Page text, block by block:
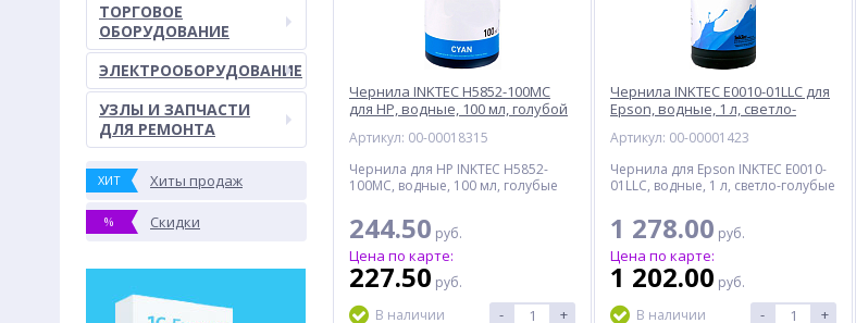
ТОРГОВОЕ
ОБОРУДОВАНИЕ
ЭЛЕКТРООБОРУДОВАНИЕ
УЗЛЫ И ЗАПЧАСТИ
ДЛЯ РЕМОНТА
ХИТ Хиты продаж
% Скидки
Чернила INKTEC H5852-100MC
для HP, водные, 100 мл, голубой
Артикул: 00-00018315
Чернила для HP INKTEC H5852-
100MC, водные, 100 мл, голубые
244.50 руб.
Цена по карте:
227.50 руб.
В наличии
- +
Чернила INKTEC E0010-01LLC для
Epson, водные, 1 л, светло-
Артикул: 00-00001423
Чернила для Epson INKTEC E0010-
01LLC, водные, 1 л, светло-голубые
1 278.00 руб.
Цена по карте:
1 202.00 руб.
В наличии
- +